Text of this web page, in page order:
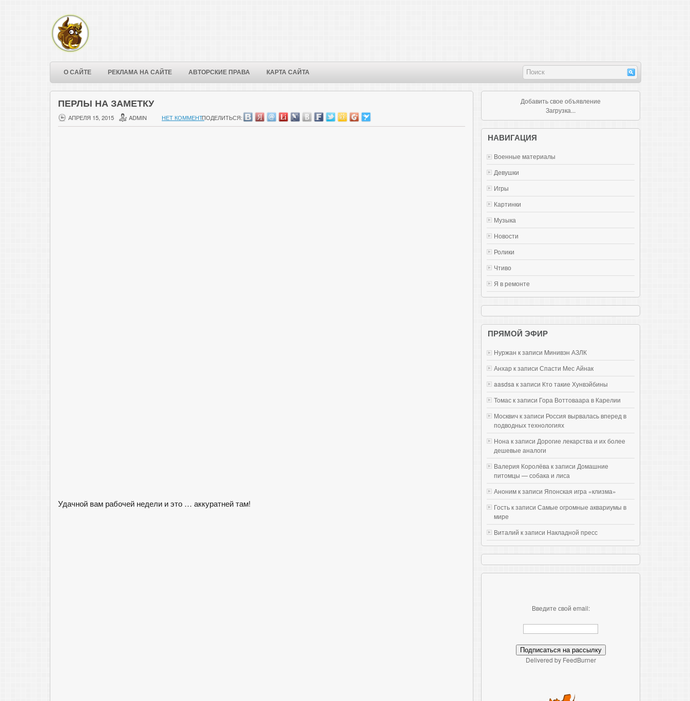
О САЙТЕ РЕКЛАМА НА САЙТЕ АВТОРСКИЕ ПРАВА КАРТА САЙТА
ПЕРЛЫ НА ЗАМЕТКУ
АПРЕЛЯ 15, 2015 ADMIN НЕТ КОММЕНТ.ПОДЕЛИТЬСЯ:
Удачной вам рабочей недели и это … аккуратней там!
Добавить свое объявление
Загрузка...
НАВИГАЦИЯ
Военные материалы
Девушки
Игры
Картинки
Музыка
Новости
Ролики
Чтиво
Я в ремонте
ПРЯМОЙ ЭФИР
Нуржан к записи Mинивэн АЗЛК
Анхар к записи Спасти Мес Айнак
aasdsa к записи Кто такие Хунвэйбины
Томас к записи Гора Воттоваара в Карелии
Москвич к записи Россия вырвалась вперед в
подводных технологиях
Нона к записи Дорогие лекарства и их более
дешевые аналоги
Валерия Королёва к записи Домашние
питомцы — собака и лиса
Аноним к записи Японская игра «клизма»
Гость к записи Самые огромные аквариумы в
мире
Виталий к записи Накладной пресс
Введите свой email:
Delivered by FeedBurner